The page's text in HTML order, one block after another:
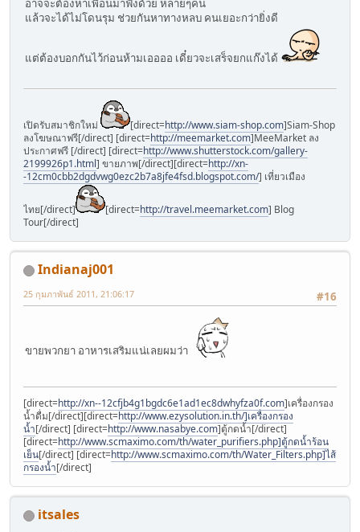
อาจจะต้องหาเพื่อนมาฟังด้วย หลายๆคน
แล้วจะได้ไม่โดนรุม ช่วยกันหาทางหลบ คนเยอะกว่ายิ่งดี
แต่ต้องบอกกันไว้ก่อนห้ามเออออ เดี๋ยวจะเสร็จยกแก๊งได้
เปิดรับสมาชิกใหม่ [direct=http://www.siam-shop.com]Siam-Shop
ลงโฆษณาฟรี[/direct] [direct=http://meemarket.com]MeeMarket ลง
ประกาศฟรี [/direct] [direct=http://www.shutterstock.com/gallery-
2199926p1.html] ขายภาพ[/direct][direct=http://xn-
-12cm0cbb2dgdvwg0ezc2b7a8jfe4fsd.blogspot.com/] เที่ยวเมือง
ไทย[/direct] [direct=http://travel.meemarket.com] Blog
Tour[/direct]
Indianaj001
#16
25 กุมภาพันธ์ 2011, 21:06:17
ขายพวกยา อาหารเสริมแน่เลยผมว่า
[direct=http://xn--12cfjb4g1bgdc6e1ad1ec8dwhyfza0f.com]เครื่องกรอง
น้ำดื่ม[/direct][direct=http://www.ezysolution.in.th/]เครื่องกรอง
น้ำ[/direct] [direct=http://www.nasabye.com]ตู้กดน้ำ[/direct]
[direct=http://www.scmaximo.com/th/water_purifiers.php]ตู้กดน้ำร้อน
เย็น[/direct] [direct=http://www.scmaximo.com/th/Water_Filters.php]ไส้
กรองน้ำ[/direct]
itsales